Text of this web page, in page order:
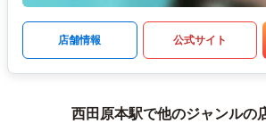
店舗情報 公式サイト
西田原本駅で他のジャンルの